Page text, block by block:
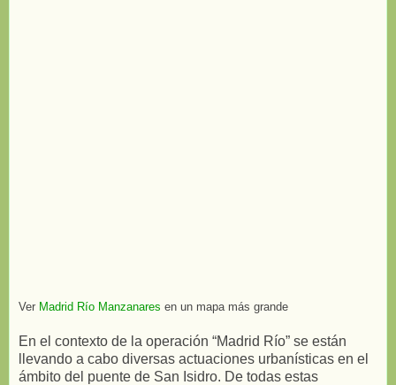
Ver Madrid Río Manzanares en un mapa más grande
En el contexto de la operación “Madrid Río” se están
llevando a cabo diversas actuaciones urbanísticas en el
ámbito del puente de San Isidro. De todas estas